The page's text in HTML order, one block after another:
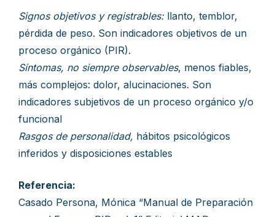
Signos objetivos y registrables:llanto, temblor,
pérdida de peso. Son indicadores objetivos de un
proceso orgánico (PIR).
Síntomas, no siempre observables, menos fiables,
más complejos: dolor, alucinaciones. Son
indicadores subjetivos de un proceso orgánico y/o
funcional
Rasgos de personalidad, hábitos psicológicos
inferidos y disposiciones estables
Referencia:
Casado Persona, Mónica “Manual de Preparación